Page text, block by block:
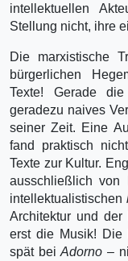
intellektuellen
Stellung nicht, ihre
Die marxistische
bürgerlichen
Texte! Gerade
geradezu naives
seiner Zeit. Eine
fand praktisch
Texte zur Kultur.
ausschließlich von
intellektualistischen
Architektur und
erst die Musik! Die
spät beiAdorno –